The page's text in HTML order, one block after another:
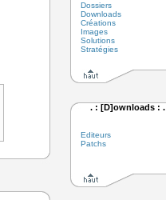
Dossiers
Downloads
Créations
Images
Solutions
Stratégies
. : [D]ownloads : .
Editeurs
Patchs